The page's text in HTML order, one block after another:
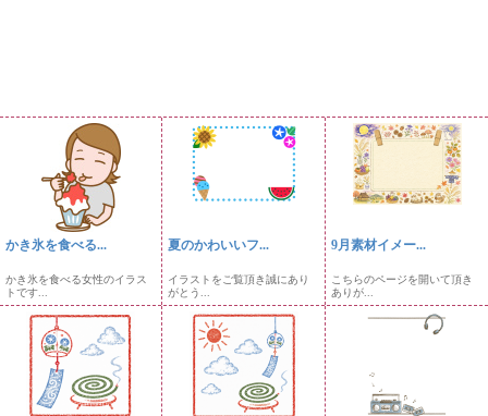
かき氷を食べる...
かき氷を食べる女性のイラス
トです...
夏のかわいいフ...
イラストをご覧頂き誠にあり
がとう...
9月素材イメー...
こちらのページを開いて頂き
ありが...